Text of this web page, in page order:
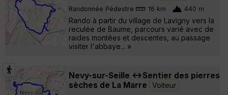
Randonnée Pédestre 16 km 440 m
Rando à partir du village de Lavigny vers la
reculée de Baume, parcours varié avec de
raides montées et descentes, au passage
visiter l'abbaye... »
Nevy-sur-Seille <->Sentier des pierres
sèches de La Marre
Voiteur